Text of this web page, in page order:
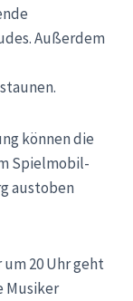
Außerdem
können die
Spielmobil-
austoben
20 Uhr geht
Musiker